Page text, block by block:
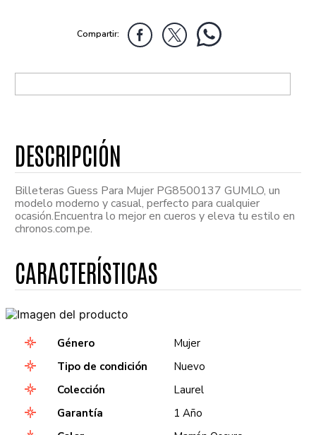
Billeteras Guess Para Mujer PG8500137 GUMLO, un
modelo moderno y casual, perfecto para cualquier
ocasión.Encuentra lo mejor en cueros y eleva tu estilo en
chronos.com.pe.
Género
Mujer
Tipo de condición
Nuevo
Colección
Laurel
Garantía
1 Año